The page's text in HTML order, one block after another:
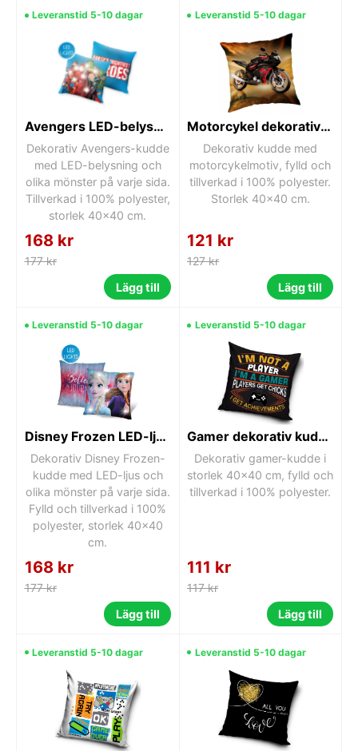
Leveranstid 5-10 dagar
Avengers LED-belysningskudde, dekorativ kudde 40x40 cm
Dekorativ Avengers-kudde
med LED-belysning och
olika mönster på varje sida.
Tillverkad i 100% polyester,
storlek 40x40 cm.
168 kr
177 kr
Lägg till
Leveranstid 5-10 dagar
Motorcykel dekorativ kudde 40x40 cm
Dekorativ kudde med
motorcykelmotiv, fylld och
tillverkad i 100% polyester.
Storlek 40x40 cm.
121 kr
127 kr
Lägg till
Leveranstid 5-10 dagar
Disney Frozen LED-ljuskudde, dekorativ kudde 40x40 cm
Dekorativ Disney Frozen-
kudde med LED-ljus och
olika mönster på varje sida.
Fylld och tillverkad i 100%
polyester, storlek 40x40
cm.
168 kr
177 kr
Lägg till
Leveranstid 5-10 dagar
Gamer dekorativ kudde 40x40 cm
Dekorativ gamer-kudde i
storlek 40x40 cm, fylld och
tillverkad i 100% polyester.
111 kr
117 kr
Lägg till
Leveranstid 5-10 dagar Leveranstid 5-10 dagar